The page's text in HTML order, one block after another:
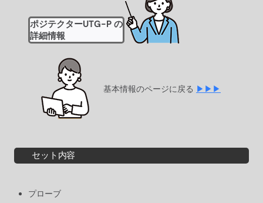
ポジテクターUTG-P の
詳細情報
基本情報のページに戻る ▶▶▶
セット内容
プローブ